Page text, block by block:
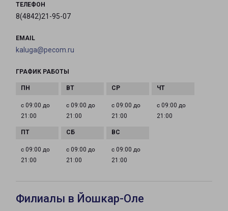
ТЕЛЕФОН
8(4842)21-95-07
EMAIL
kaluga@pecom.ru
ГРАФИК РАБОТЫ
с 09:00 до
21:00
с 09:00 до
21:00
с 09:00 до
21:00
с 09:00 до
21:00
с 09:00 до
21:00
с 09:00 до
21:00
с 09:00 до
21:00
Филиалы в Йошкар-Оле